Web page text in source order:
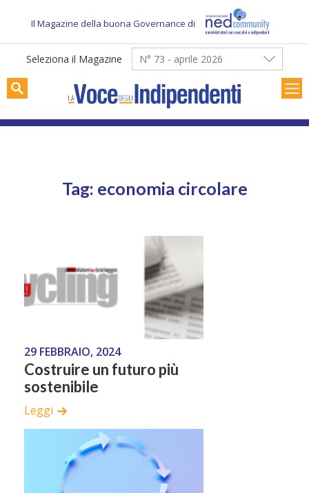
content
Il Magazine della buona Governance di
Seleziona il Magazine N° 73 - aprile 2026
Tag: economia circolare
29 FEBBRAIO, 2024
Costruire un futuro più
sostenibile
Leggi